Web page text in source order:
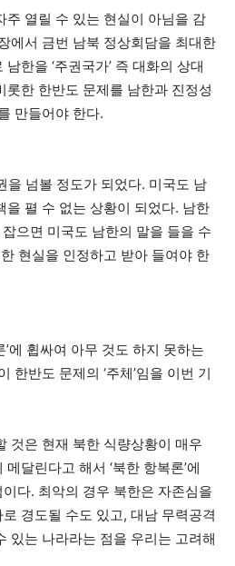
주 열릴 수 있는 현실이 아님을 감
에서 금번 남북 정상회담을 최대한
한을 ‘주권국가’ 즉 대화의 상대
롯한 한반도 문제를 남한과 진정성
만들어야 한다.
을 넘볼 정도가 되었다. 미국도 남
을 펼 수 없는 상황이 되었다. 남한
잡으면 미국도 남한의 말을 들을 수
현실을 인정하고 받아 들여야 한
’에 휩싸여 아무 것도 하지 못하는
한반도 문제의 ‘주체’임을 이번 기
것은 현재 북한 식량상황이 매우
달린다고 해서 ‘북한 항복론’에
다. 최악의 경우 북한은 자존심을
경도될 수도 있고, 대남 무력공격
있는 나라라는 점을 우리는 고려해